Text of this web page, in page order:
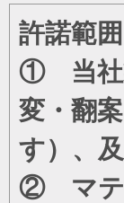
許諾範囲
① 当社
変・翻
す）、
② マテ